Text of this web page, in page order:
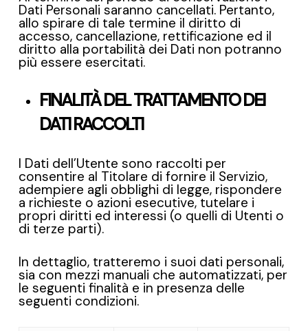
Dati Personali saranno cancellati. Pertanto,
allo spirare di tale termine il diritto di
accesso, cancellazione, rettificazione ed il
diritto alla portabilità dei Dati non potranno
più essere esercitati.
FINALITÀ DEL TRATTAMENTO DEI
DATI RACCOLTI
I Dati dell’Utente sono raccolti per
consentire al Titolare di fornire il Servizio,
adempiere agli obblighi di legge, rispondere
a richieste o azioni esecutive, tutelare i
propri diritti ed interessi (o quelli di Utenti o
di terze parti).
In dettaglio, tratteremo i suoi dati personali,
sia con mezzi manuali che automatizzati, per
le seguenti finalità e in presenza delle
seguenti condizioni.